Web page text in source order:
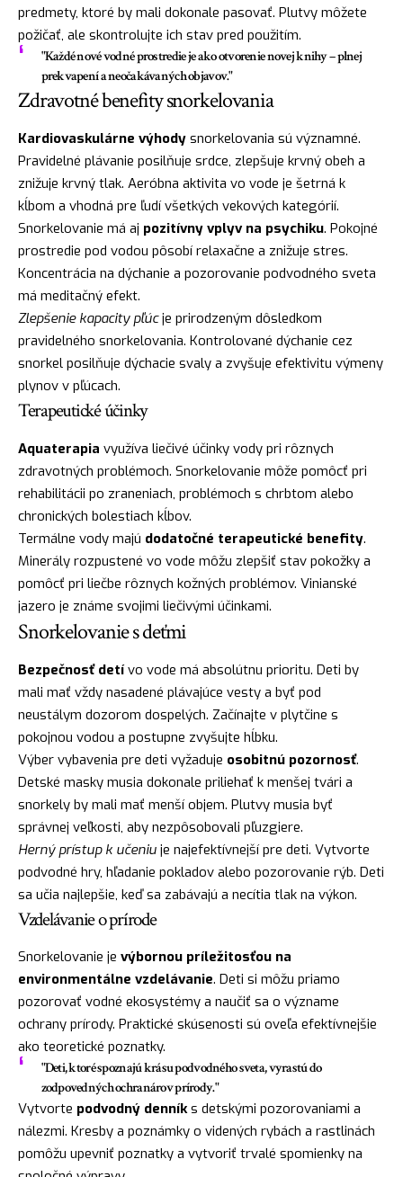
predmety, ktoré by mali dokonale pasovať. Plutvy môžete
požičať, ale skontrolujte ich stav pred použitím.
"Každé nové vodné prostredie je ako otvorenie novej knihy – plnej
prekvapení a neočakávaných objavov."
Zdravotné benefity snorkelovania
Kardiovaskulárne výhody snorkelovania sú významné.
Pravidelné plávanie posilňuje srdce, zlepšuje krvný obeh a
znižuje krvný tlak. Aeróbna aktivita vo vode je šetrná k
kĺbom a vhodná pre ľudí všetkých vekových kategórií.
Snorkelovanie má aj pozitívny vplyv na psychiku. Pokojné
prostredie pod vodou pôsobí relaxačne a znižuje stres.
Koncentrácia na dýchanie a pozorovanie podvodného sveta
má meditačný efekt.
Zlepšenie kapacity pľúcje prirodzeným dôsledkom
pravidelného snorkelovania. Kontrolované dýchanie cez
snorkel posilňuje dýchacie svaly a zvyšuje efektivitu výmeny
plynov v pľúcach.
Terapeutické účinky
Aquaterapia využíva liečivé účinky vody pri rôznych
zdravotných problémoch. Snorkelovanie môže pomôcť pri
rehabilitácii po zraneniach, problémoch s chrbtom alebo
chronických bolestiach kĺbov.
Termálne vody majú dodatočné terapeutické benefity.
Minerály rozpustené vo vode môžu zlepšiť stav pokožky a
pomôcť pri liečbe rôznych kožných problémov. Vinianské
jazero je známe svojimi liečivými účinkami.
Snorkelovanie s deťmi
Bezpečnosť detívo vode má absolútnu prioritu. Deti by
mali mať vždy nasadené plávajúce vesty a byť pod
neustálym dozorom dospelých. Začínajte v plytčine s
pokojnou vodou a postupne zvyšujte hĺbku.
Výber vybavenia pre deti vyžaduje osobitnú pozornosť.
Detské masky musia dokonale priliehať k menšej tvári a
snorkely by mali mať menší objem. Plutvy musia byť
správnej veľkosti, aby nezpôsobovali pľuzgiere.
Herný prístup k učeniu je najefektívnejší pre deti. Vytvorte
podvodné hry, hľadanie pokladov alebo pozorovanie rýb. Deti
sa učia najlepšie, keď sa zabávajú a necítia tlak na výkon.
Vzdelávanie o prírode
Snorkelovanie je výbornou príležitosťou na
environmentálne vzdelávanie. Deti si môžu priamo
pozorovať vodné ekosystémy a naučiť sa o význame
ochrany prírody. Praktické skúsenosti sú oveľa efektívnejšie
ako teoretické poznatky.
"Deti, ktoré spoznajú krásu podvodného sveta, vyrastú do
zodpovedných ochranárov prírody."
Vytvorte podvodný denníks detskými pozorovaniami a
nálezmi. Kresby a poznámky o videných rybách a rastlinách
pomôžu upevniť poznatky a vytvoriť trvalé spomienky na